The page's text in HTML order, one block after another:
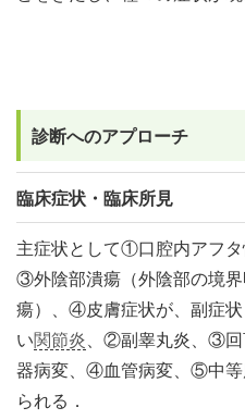
診断へのアプローチ
臨床症状・臨床所見
主症状として①口腔内アフタ
③外陰部潰瘍（外陰部の境
瘍）、④皮膚症状が、副症
い関節炎 、②副睾丸炎、③
器病変、④血管病変、⑤中等
られる．